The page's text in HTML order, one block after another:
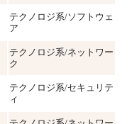
テクノロジ系/ソフトウェ
ア
テクノロジ系/ネットワー
ク
テクノロジ系/セキュリテ
ィ